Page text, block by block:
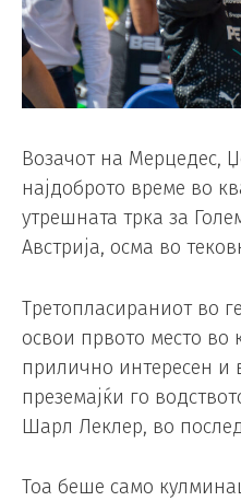
Возачот на Мерцедес,
најдоброто време во
утрешната трка за
Австрија, осма во
Третопласираниот во
освои првото место
прилично интересен и
преземајќи го
Шарл Леклер, во
Тоа беше само